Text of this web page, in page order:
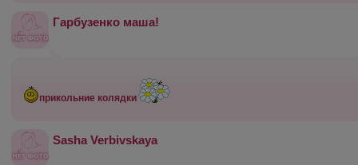
Гарбузенко маша!
прикольние колядки
Sasha Verbivskaya